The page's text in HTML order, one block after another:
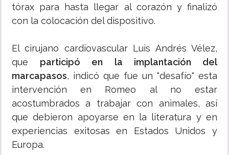
tórax para hasta llegar al corazón y finalizó
con la colocación del dispositivo.
El cirujano cardiovascular Luis Andrés Vélez,
que participó en la implantación del
marcapasos, indicó que fue un "desafío" esta
intervención en Romeo al no estar
acostumbrados a trabajar con animales, así
que debieron apoyarse en la literatura y en
experiencias exitosas en Estados Unidos y
Europa.